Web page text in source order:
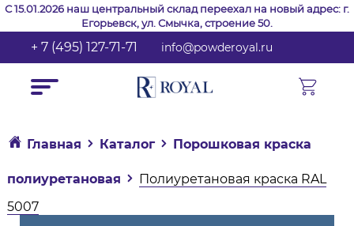
С 15.01.2026 наш центральный склад переехал на новый адрес: г.
Егорьевск, ул. Смычка, строение 50.
+ 7 (495) 127-71-71 info@powderoyal.ru
Главная Каталог Порошковая краска
полиуретановая
Полиуретановая краска RAL
5007